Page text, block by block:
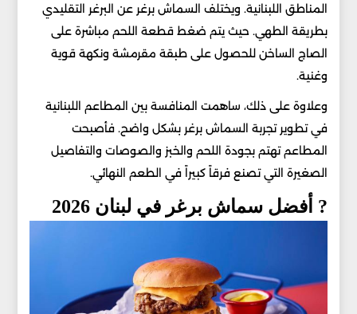
المناطق اللبنانية. ويختلف السماش برغر عن البرغر التقليدي
بطريقة الطهي. حيث يتم ضغط قطعة اللحم مباشرة على
الصاج الساخن للحصول على طبقة مقرمشة ونكهة قوية
وغنية.
وعلاوة على ذلك، ساهمت المنافسة بين المطاعم اللبنانية
في تطوير تجربة السماش برغر بشكل واضح. فأصبحت
المطاعم تهتم بجودة اللحم والخبز والصوصات والتفاصيل
الصغيرة التي تصنع فرقاً كبيراً في الطعم النهائي.
? أفضل سماش برغر في لبنان 2026